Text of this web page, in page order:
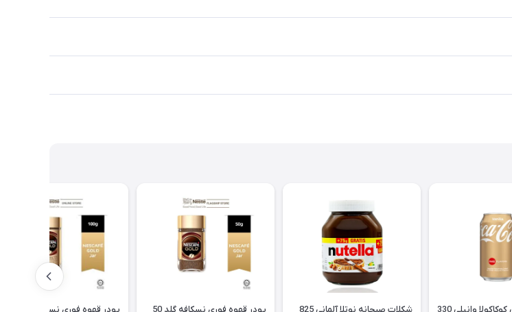
نوشابه آلمانی کوکاکولا وانیلی 330
شکلات صبحانه نوتلا آلمانی 825
پودر قهوه فوری نسکافه گلد 50